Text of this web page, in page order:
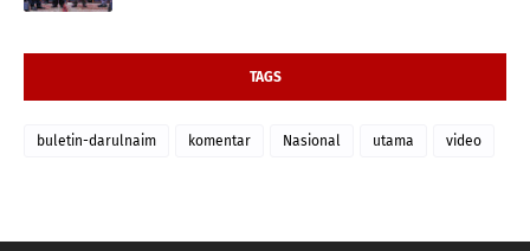
TAGS
buletin-darulnaim komentar Nasional utama video